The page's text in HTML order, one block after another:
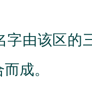
由该区的
成。